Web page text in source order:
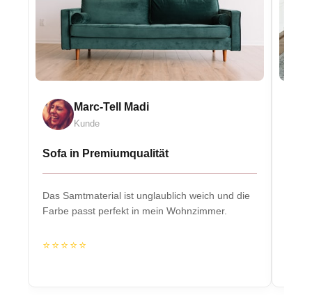
Marc-Tell Madi
Kunde
Sofa in Premiumqualität
Das Samtmaterial ist unglaublich weich und die
Farbe passt perfekt in mein Wohnzimmer.
⭐⭐⭐⭐⭐